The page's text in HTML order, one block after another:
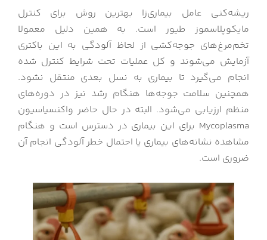
ریشه‌کنی عامل بیماری‌زا بهترین روش برای کنترل
مایکوپلاسموز طیور است. به همین دلیل معمولا
تخم‌مرغ‌های جوجه‌کشی از لحاظ آلودگی به این باکتری
آزمایش می‌شوند و کل عملیات تحت شرایط کنترل شده
انجام می‌گیرد تا بیماری به نسل بعدی منتقل نشود.
همچنین سلامت جوجه‌ها هنگام رشد نیز در دوره‌های
منظم ارزیابی می‌شود. البته در حال حاضر واکنسیاسیون
Mycoplasma برای این بیماری در دسترس است و هنگام
مشاهده نشانه‌های بیماری یا احتمال خطر آلودگی انجام آن
ضروری است.